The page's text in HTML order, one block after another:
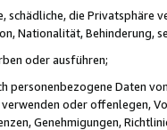
schädliche, die Privatsphäre
Nationalität, Behinderung,
oder ausführen;
personenbezogene Daten
oder offenlegen,
Genehmigungen,